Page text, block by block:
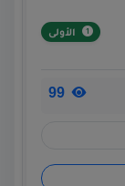
الأولى